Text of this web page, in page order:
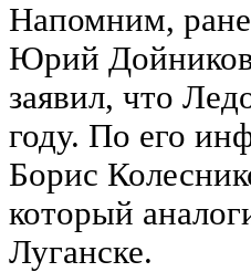
Напомним,
Юрий
заявил, что
году. По его
Борис
который
Луганске.